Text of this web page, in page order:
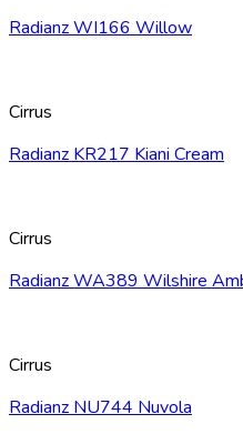
Radianz WI166 Willow
Cirrus
Radianz KR217 Kiani Cream
Cirrus
Radianz WA389 Wilshire
Cirrus
Radianz NU744 Nuvola